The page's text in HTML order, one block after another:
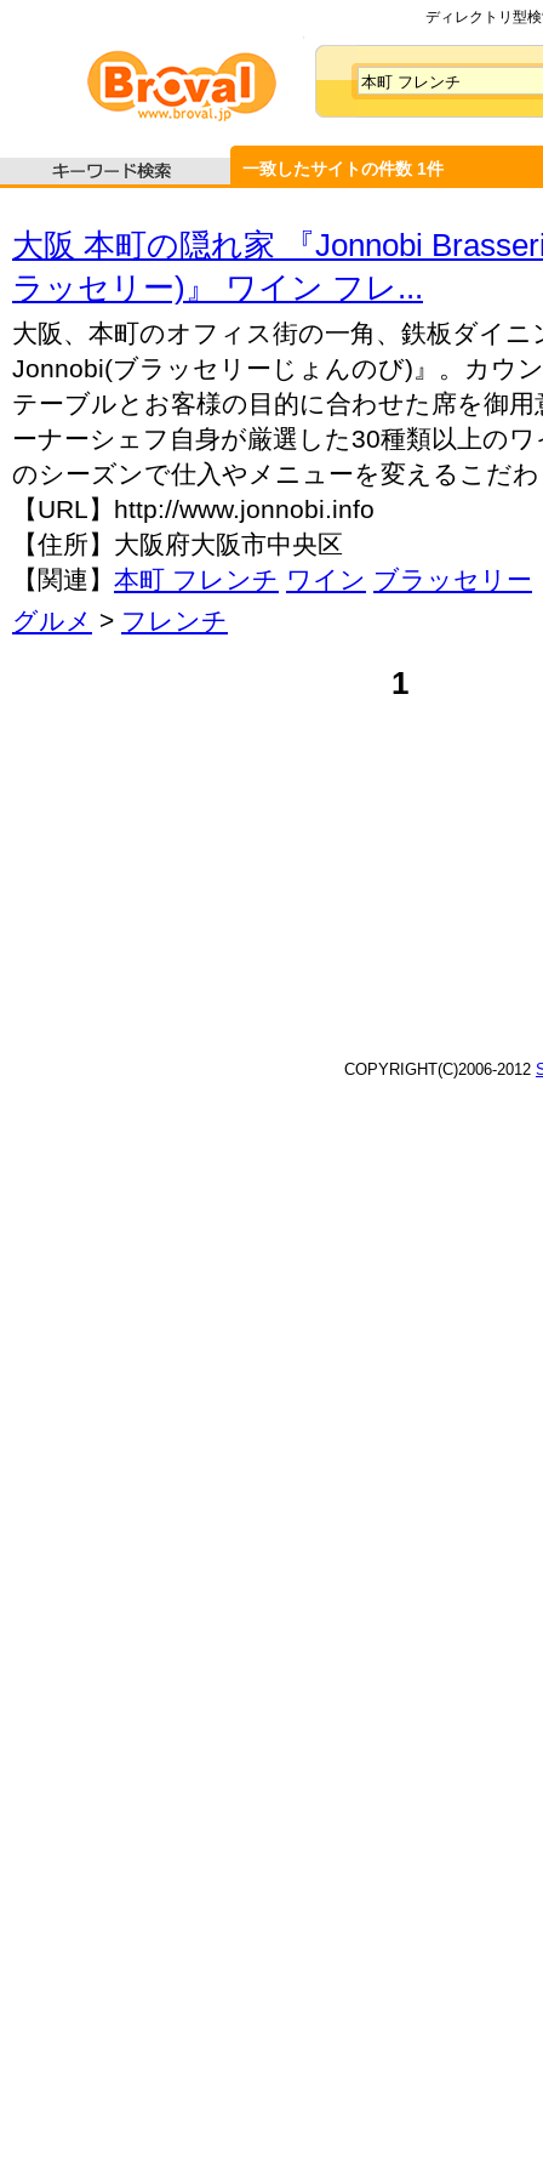
ディレクトリ型
一致したサイトの件数 1件
大阪 本町の隠れ家 『Jonnobi
ラッセリー)』 ワイン フレ...
大阪、本町のオフィス街の一角、鉄板ダイニ
Jonnobi(ブラッセリーじょんのび)』。カウ
テーブルとお客様の目的に合わせた席を御
ーナーシェフ自身が厳選した30種類以上の
のシーズンで仕入やメニューを変えるこだ
【URL】http://www.jonnobi.info
【住所】大阪府大阪市中央区
【関連】 本町 フレンチ ワイン ブラッセリー
グルメ > フレンチ
1
COPYRIGHT(C)2006-2012